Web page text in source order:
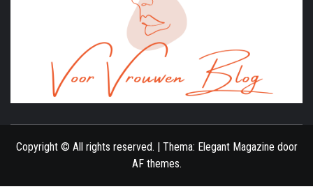
Copyright © All rights reserved. | Thema: Elegant Magazine door
AF themes.